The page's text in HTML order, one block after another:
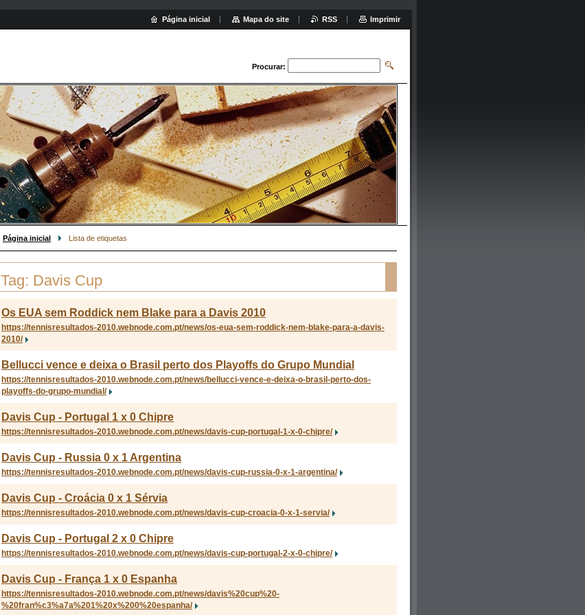
Procurar:
Página inicial Lista de etiquetas
Tag: Davis Cup
Os EUA sem Roddick nem Blake para a Davis 2010
https://tennisresultados-2010.webnode.com.pt/news/os-eua-sem-roddick-nem-blake-para-a-davis-
2010/
Bellucci vence e deixa o Brasil perto dos Playoffs do Grupo Mundial
https://tennisresultados-2010.webnode.com.pt/news/bellucci-vence-e-deixa-o-brasil-perto-dos-
playoffs-do-grupo-mundial/
Davis Cup - Portugal 1 x 0 Chipre
https://tennisresultados-2010.webnode.com.pt/news/davis-cup-portugal-1-x-0-chipre/
Davis Cup - Russia 0 x 1 Argentina
https://tennisresultados-2010.webnode.com.pt/news/davis-cup-russia-0-x-1-argentina/
Davis Cup - Croácia 0 x 1 Sérvia
https://tennisresultados-2010.webnode.com.pt/news/davis-cup-croacia-0-x-1-servia/
Davis Cup - Portugal 2 x 0 Chipre
https://tennisresultados-2010.webnode.com.pt/news/davis-cup-portugal-2-x-0-chipre/
Davis Cup - França 1 x 0 Espanha
https://tennisresultados-2010.webnode.com.pt/news/davis%20cup%20-
%20fran%c3%a7a%201%20x%200%20espanha/
Página inicial Mapa do site RSS Imprimir